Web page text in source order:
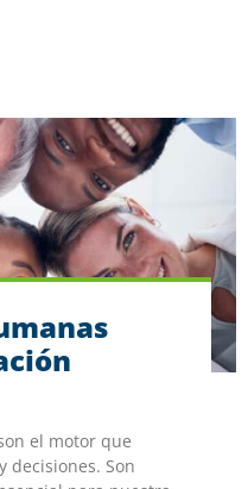
el motor que
decisiones. Son